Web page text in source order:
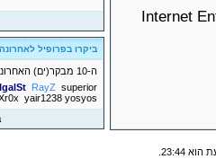
Internet
ביקרו בפרופיל לאחרונה
ה-10 מבקר(ים) האחרונ(ים) לדף זה היו:
IgalSt RayZ superior
yair1238 yosyos
23:44